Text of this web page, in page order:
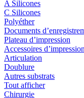
A Silicones
C Silicones
Polyéther
Documents
Plateau d’impression
Accessoires d’impression
Articulation
Doublure
Autres substrats
Tout afficher
Chirurgie